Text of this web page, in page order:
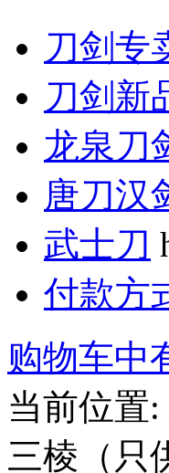
刀剑专
刀剑新
龙泉刀
唐刀汉
武士刀
付款方
购物车中
当前位置:
三棱（只